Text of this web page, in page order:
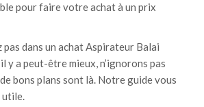
pour faire votre achat à un prix
dans un achat Aspirateur Balai
y a peut-être mieux, n’ignorons pas
bons plans sont là. Notre guide vous
utile.